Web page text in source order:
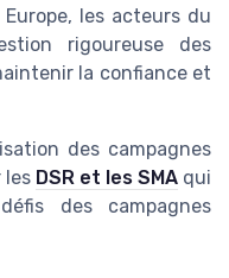
les acteurs du
rigoureuse des
la confiance et
des campagnes
les DSR et les SMA qui
des campagnes